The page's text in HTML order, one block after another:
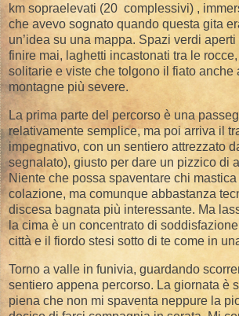
km sopraelevati (20 complessivi) ,
che avevo sognato quando questa gita
un’idea su una mappa. Spazi verdi
finire mai, laghetti incastonati tra le
solitarie e viste che tolgono il fiato anche
montagne più severe.
La prima parte del percorso è una
relativamente semplice, ma poi arriva il
impegnativo, con un sentiero attrezzato
segnalato), giusto per dare un pizzico di
Niente che possa spaventare chi
colazione, ma comunque abbastanza
discesa bagnata più interessante. Ma
la cima è un concentrato di
città e il fiordo stesi sotto di te come in
Torno a valle in funivia, guardando
sentiero appena percorso. La giornata è
piena che non mi spaventa neppure la